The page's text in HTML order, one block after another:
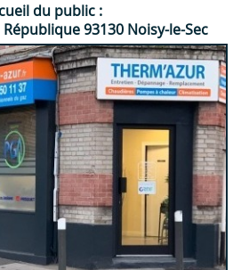
du public :
93130 Noisy-le-Sec